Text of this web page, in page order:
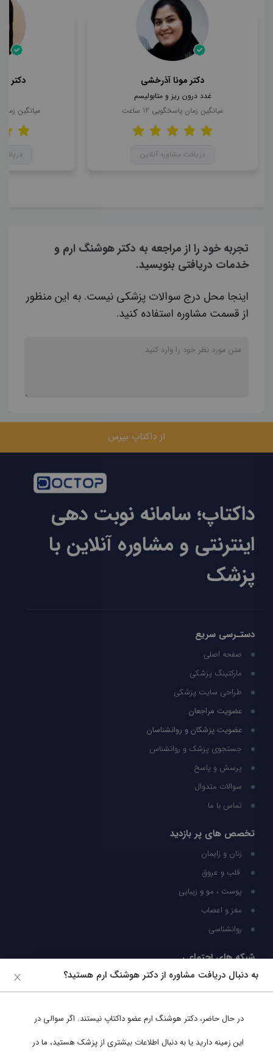
دکتر مونا آذرخشی
غدد درون ریز و متابولیسم
میانگین زمان پاسخگویی 12 ساعت
دریافت مشاوره آنلاین
دکتر
میانگین
تجربه خود را از مراجعه به دکتر هوشنگ ارم و
خدمات دریافتی بنویسید.
اینجا محل درج سوالات پزشکی نیست. به این منظور
از قسمت مشاوره استفاده کنید.
از داکتاپ بپرس
داکتاپ؛ سامانه نوبت دهی
اینترنتی و مشاوره آنلاین با
پزشک
دستـرسی سریع
صفحه اصلی
مارکتینگ پزشکی
طراحی سایت پزشکی
عضویت مراجعان
عضویت پزشکان و روانشناسان
جستجوی پزشک و روانشناس
پرسش و پاسخ
سوالات متدوال
تماس با ما
تخصص های پر بازدید
زنان و زایمان
قلب و عروق
پوست ، مو و زیبایی
مغز و اعصاب
روانشناسی
شبکه های اجتماعی
ما را در شبکه های اجتماعی دنبال کنید
به دنبال دریافت مشاوره از دکتر هوشنگ ارم هستید؟
در حال حاضر، دکتر هوشنگ ارمعضو داکتاپ نیستند. اگر سوالی در
این زمینه دارید یا به دنبال اطلاعات بیشتری از پزشک هستید، ما در